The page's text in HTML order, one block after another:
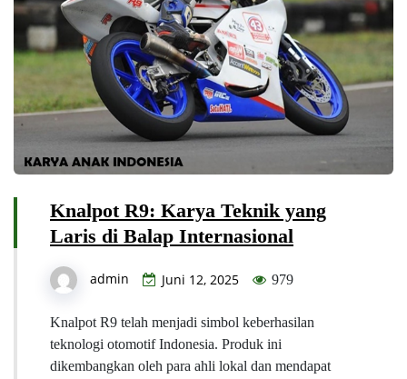
Knalpot R9: Karya Teknik yang
Laris di Balap Internasional
admin Juni 12, 2025 979
Knalpot R9 telah menjadi simbol keberhasilan
teknologi otomotif Indonesia. Produk ini
dikembangkan oleh para ahli lokal dan mendapat